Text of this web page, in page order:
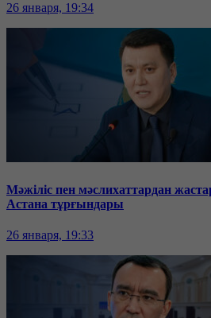
26 января, 19:34
Мәжіліс пен мәслихаттардан
Астана тұрғындары
26 января, 19:33